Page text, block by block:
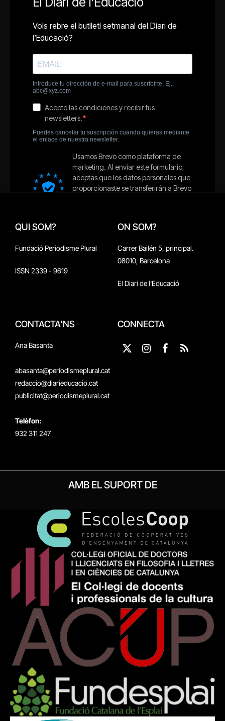
QUI SOM?
Fundació Periodisme Plural
ISSN 2339 - 9619
ON SOM?
Carrer Bailén 5, principal.
08010, Barcelona
El Diari de l'Educació
CONTACTA'NS
Ana Basanta
abasanta@periodismeplural.cat
redaccio@diarieducacio.cat
publicitat@periodismeplural.cat
Telèfon:
932 311 247
CONNECTA
X
Instagram
Facebook
RSS
AMB EL SUPORT DE